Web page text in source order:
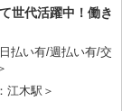
世代活躍中！働き
払い有/週払い有/交
木駅＞